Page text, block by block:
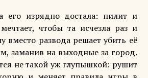
его изрядно достала: пилит и
чтобы та исчезла раз и
вместо развода решает убить её
заманив на выходные за город.
не такой уж глупышкой: рушит